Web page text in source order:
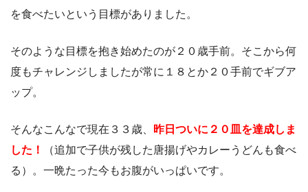
を食べたいという目標がありました。
そのような目標を抱き始めたのが２０歳手前。そこから何
度もチャレンジしましたが常に１８とか２０手前でギブア
ップ。
そんなこんなで現在３３歳、
昨日ついに２０皿を達成しま
した！
（追加で子供が残した唐揚げやカレーうどんも食べ
る）。一晩たった今もお腹がいっぱいです。